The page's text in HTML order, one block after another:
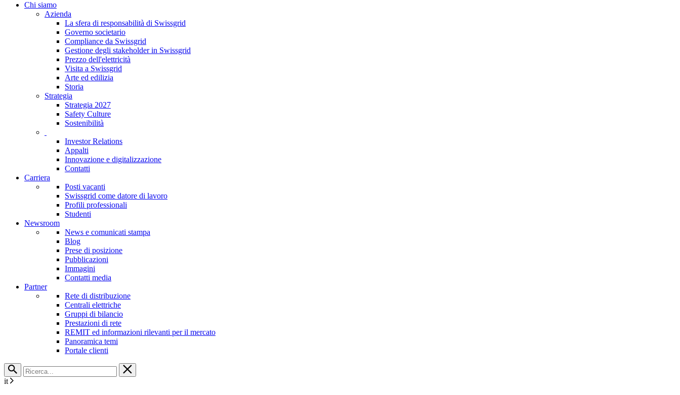
Chi siamo
Azienda
La sfera di responsabilità di Swissgrid
Governo societario
Compliance da Swissgrid
Gestione degli stakeholder in Swissgrid
Prezzo dell'elettricità
Visita a Swissgrid
Arte ed edilizia
Storia
Strategia
Strategia 2027
Safety Culture
Sostenibilità
Investor Relations
Appalti
Innovazione e digitalizzazione
Contatti
Carriera
Posti vacanti
Swissgrid come datore di lavoro
Profili professionali
Studenti
Newsroom
News e comunicati stampa
Blog
Prese di posizione
Pubblicazioni
Immagini
Contatti media
Partner
Rete di distribuzione
Centrali elettriche
Gruppi di bilancio
Prestazioni di rete
REMIT ed informazioni rilevanti per il mercato
Panoramica temi
Portale clienti
it